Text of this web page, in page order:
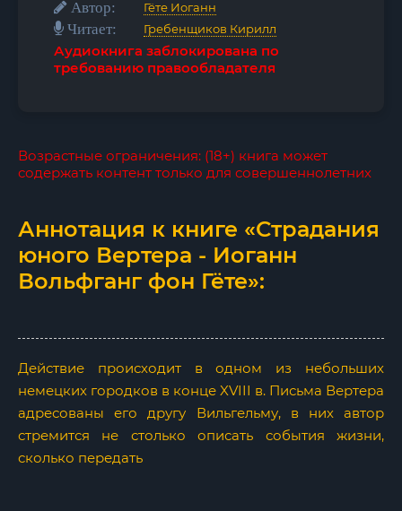
Автор: Гёте Иоганн
Читает: Гребенщиков Кирилл
Аудиокнига заблокирована по
требованию правообладателя
Возрастные ограничения: (18+) книга может
содержать контент только для совершеннолетних
Аннотация к книге «Страдания
юного Вертера - Иоганн
Вольфганг фон Гёте»:
Действие происходит в одном из небольших
немецких городков в конце XVIII в. Письма Вертера
адресованы его другу Вильгельму, в них автор
стремится не столько описать события жизни,
сколько передать